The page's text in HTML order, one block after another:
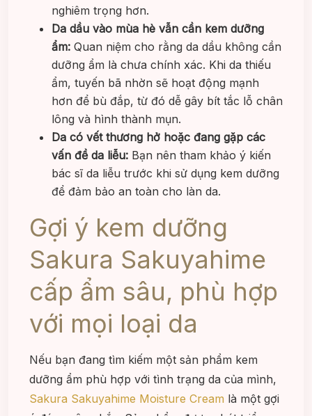
nghiêm trọng hơn.
Da dầu vào mùa hè vẫn cần kem dưỡng
ẩm: Quan niệm cho rằng da dầu không cần
dưỡng ẩm là chưa chính xác. Khi da thiếu
ẩm, tuyến bã nhờn sẽ hoạt động mạnh
hơn để bù đắp, từ đó dễ gây bít tắc lỗ chân
lông và hình thành mụn.
Da có vết thương hở hoặc đang gặp các
vấn đề da liễu: Bạn nên tham khảo ý kiến
bác sĩ da liễu trước khi sử dụng kem dưỡng
để đảm bảo an toàn cho làn da.
Gợi ý kem dưỡng
Sakura Sakuyahime
cấp ẩm sâu, phù hợp
với mọi loại da
Nếu bạn đang tìm kiếm một sản phẩm kem
dưỡng ẩm phù hợp với tình trạng da của mình,
Sakura Sakuyahime Moisture Cream là một gợi